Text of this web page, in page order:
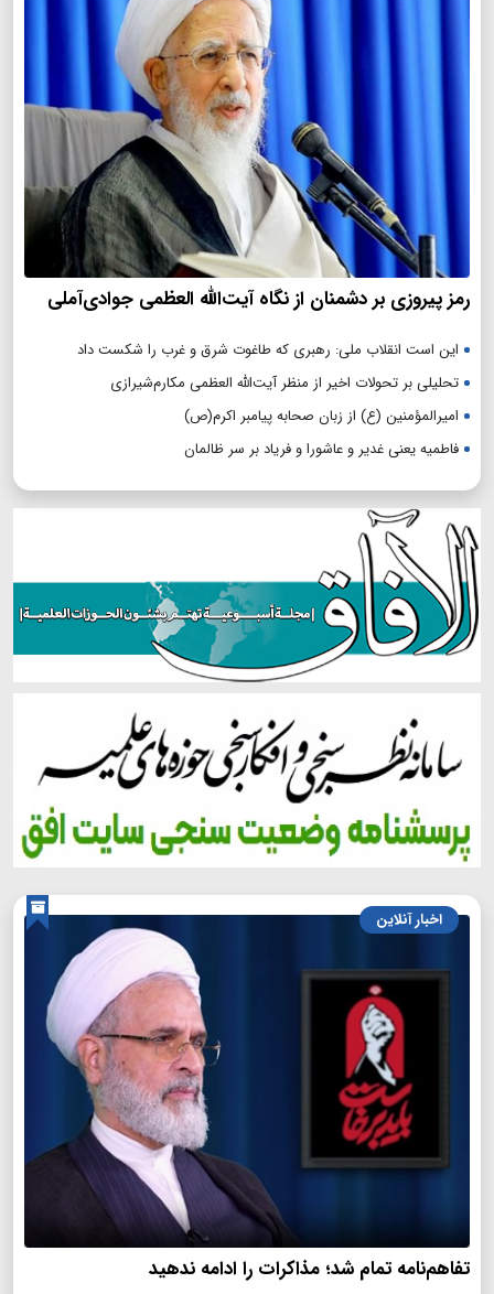
رمز پیروزی بر دشمنان از نگاه آیت‌الله العظمی جوادی‌آملی
این است انقلاب ملی: رهبری که طاغوت شرق و غرب را شکست داد
تحلیلی بر تحولات اخیر از منظر آیت‌الله العظمی مکارم‌شیرازی
امیرالمؤمنین (ع) از زبان صحابه پیامبر اکرم(ص)
فاطمیه یعنی غدیر و عاشورا و فریاد بر سر ظالمان
اخبار آنلاین
تفاهم‌نامه تمام شد؛ مذاکرات را ادامه ندهید